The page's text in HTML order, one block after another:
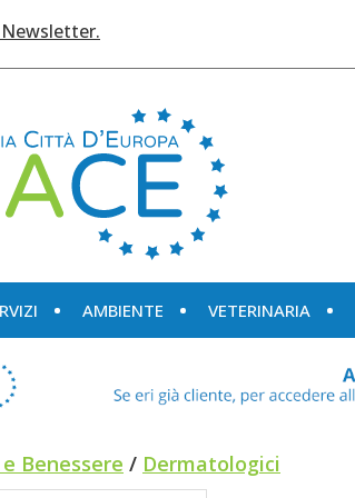
AMBIENTE VETERINARIA
Benessere / Dermatologici